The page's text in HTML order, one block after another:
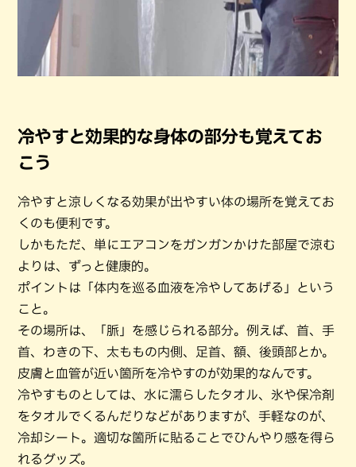
冷やすと効果的な身体の部分も覚えてお
こう
冷やすと涼しくなる効果が出やすい体の場所を覚えてお
くのも便利です。
しかもただ、単にエアコンをガンガンかけた部屋で涼む
よりは、ずっと健康的。
ポイントは「体内を巡る血液を冷やしてあげる」という
こと。
その場所は、「脈」を感じられる部分。例えば、首、手
首、わきの下、太ももの内側、足首、額、後頭部とか。
皮膚と血管が近い箇所を冷やすのが効果的なんです。
冷やすものとしては、水に濡らしたタオル、氷や保冷剤
をタオルでくるんだりなどがありますが、手軽なのが、
冷却シート。適切な箇所に貼ることでひんやり感を得ら
れるグッズ。